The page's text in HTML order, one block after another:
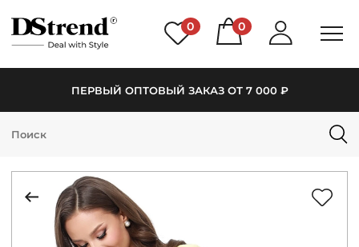
0 0
ПЕРВЫЙ ОПТОВЫЙ ЗАКАЗ ОТ 7 000 ₽
КАТАЛОГ
НОВИНКИ
PREMIUM